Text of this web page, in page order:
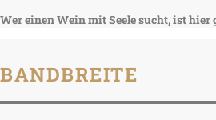
Wer einen Wein mit Seele sucht, ist hier
BANDBREITE